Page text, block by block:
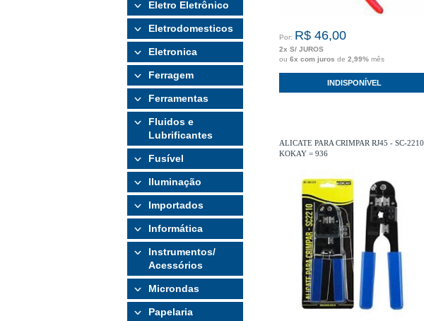
Eletro Eletrônico
Eletrodomesticos
Eletronica
Ferragem
Ferramentas
Fluidos e
Lubrificantes
Fusível
Iluminação
Importados
Informática
Instrumentos/
Acessórios
Microndas
Papelaria
Por: R$ 46,00
2x S/ JUROS
ou 6x com juros de 2,99% mês
INDISPONÍVEL
ALICATE PARA CRIMPAR RJ45 - SC-2210
KOKAY = 936